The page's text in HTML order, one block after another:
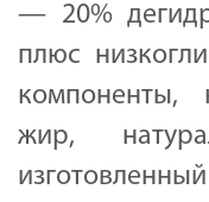
— 20%
плюс
компоненты,
жир,